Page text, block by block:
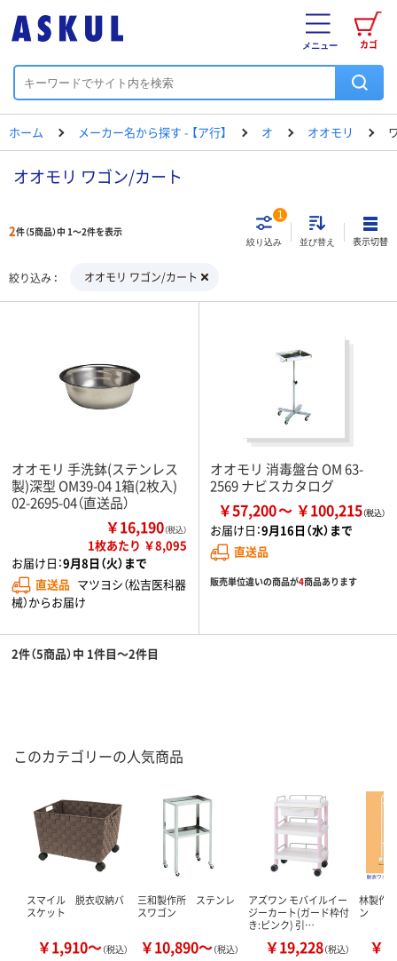
カゴ
メニュー
ホーム メーカー名から探す - 【ア行】 オ オオモリ
オオモリ ワゴン/カート
2件（5商品）中 1～2件を表示
絞り込み
1
並び替え 表示切替
絞り込み オオモリ ワゴン/カート
オオモリ 手洗鉢(ステンレス
製)深型 OM39-04 1箱(2枚入)
02-2695-04（直送品）
￥16,190（税込）
1枚あたり ￥8,095
お届け日：9月8日（火）まで
直送品 マツヨシ（松吉医科器
械）からお届け
オオモリ 消毒盤台 OM 63-
2569 ナビスカタログ
￥57,200 ￥100,215
お届け日：9月16日（水）まで
直送品
販売単位違いの商品が4商品あります
2件（5商品）中 1件目～2件目
このカテゴリーの人気商品
スマイル 脱衣収納バ
スケット
￥1,910～（税込）
三和製作所 ステンレ
スワゴン
￥10,890～（税込）
アズワン モバイルイー
ジーカート(ガード枠付
き:ピンク) 引…
￥19,228（税込）
林製作
ン
￥